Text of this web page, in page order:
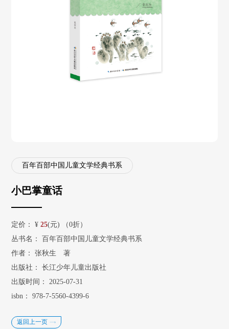
百年百部中国儿童文学经典书系
小巴掌童话
定价： ¥25(元) （0折）
丛书名：
百年百部中国儿童文学经典书系
作者：
张秋生 著
出版社：
长江少年儿童出版社
出版时间：
2025-07-31
isbn：
978-7-5560-4399-6
返回上一页